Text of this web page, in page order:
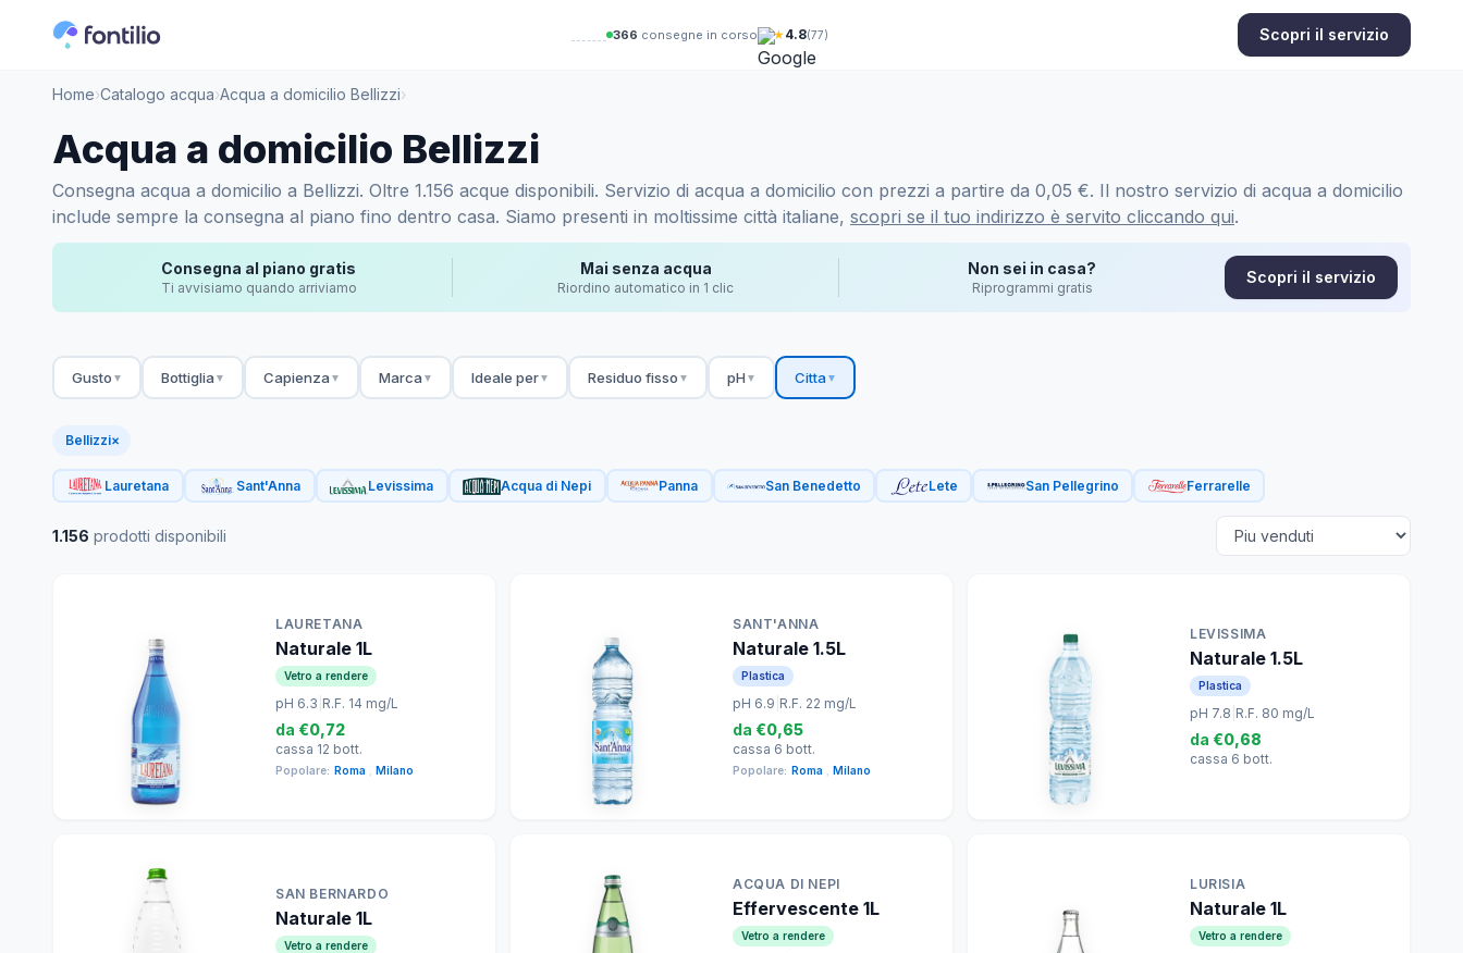
367 consegne in corso ★4.8(77) Scopri il servizio
Home›Catalogo acqua›Acqua a domicilio Bellizzi›
Acqua a domicilio Bellizzi
Consegna acqua a domicilio a Bellizzi. Oltre 1.156 acque disponibili. Servizio di acqua a domicilio con prezzi a partire da 0,05 €. Il nostro servizio di acqua a domicilio
include sempre la consegna al piano fino dentro casa. Siamo presenti in moltissime città italiane, scopri se il tuo indirizzo è servito cliccando qui.
Consegna al piano gratis
Ti avvisiamo quando arriviamo
Mai senza acqua
Riordino automatico in 1 clic
Non sei in casa?
Riprogrammi gratis
Scopri il servizio
Gusto ▼ Bottiglia ▼ Capienza ▼ Marca ▼ Ideale per▼ Residuo fisso ▼ pH ▼ Citta▼
Bellizzi×
Lauretana Sant'Anna Levissima Acqua di Nepi Panna San Benedetto Lete San Pellegrino Ferrarelle
1.156 prodotti disponibili
LAURETANA
Naturale 1L
Vetro a rendere
pH 6.3 R.F. 14 mg/L
da €0,72
cassa 12 bott.
Popolare: Roma Milano
SANT'ANNA
Naturale 1.5L
Plastica
pH 6.9 R.F. 22 mg/L
da €0,65
cassa 6 bott.
Popolare: Roma Milano
LEVISSIMA
Naturale 1.5L
Plastica
pH 7.8 R.F. 80 mg/L
da €0,68
cassa 6 bott.
SAN BERNARDO
Naturale 1L
Vetro a rendere
ACQUA DI NEPI
Effervescente 1L
Vetro a rendere
LURISIA
Naturale 1L
Vetro a rendere